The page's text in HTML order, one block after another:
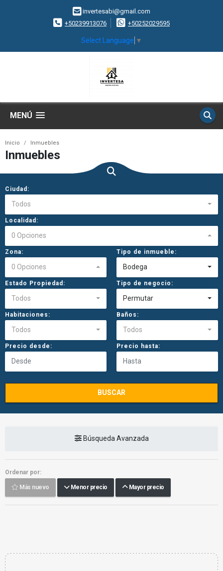
invertesabi@gmail.com
+50239913076
+50252029595
Select Language ▼
MENÚ
Inicio Inmuebles
Inmuebles
Ciudad:
Todos
Localidad:
0 Opciones
Zona:
0 Opciones
Tipo de inmueble:
Bodega
Estado Propiedad:
Todos
Tipo de negocio:
Permutar
Habitaciones:
Todos
Baños:
Todos
Precio desde: Precio hasta:
BUSCAR
Búsqueda Avanzada
Ordenar por:
Más nuevo Menor precio Mayor precio